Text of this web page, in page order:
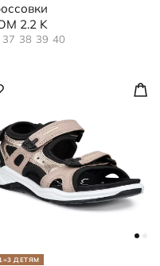
2.2 K
37 38 39 40
ДЕТЯМ